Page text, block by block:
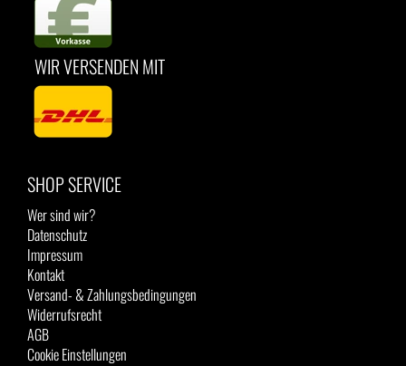
WIR VERSENDEN MIT
SHOP SERVICE
Wer sind wir?
Datenschutz
Impressum
Kontakt
Versand- & Zahlungsbedingungen
Widerrufsrecht
AGB
Cookie Einstellungen